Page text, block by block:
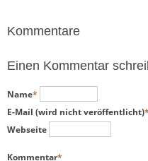
Kommentare
Einen Kommentar
Pflichtfeld
Name*
Pflichtfeld
E-Mail (wird nicht veröffentlicht)*
Webseite
Pflichtfeld
Kommentar*